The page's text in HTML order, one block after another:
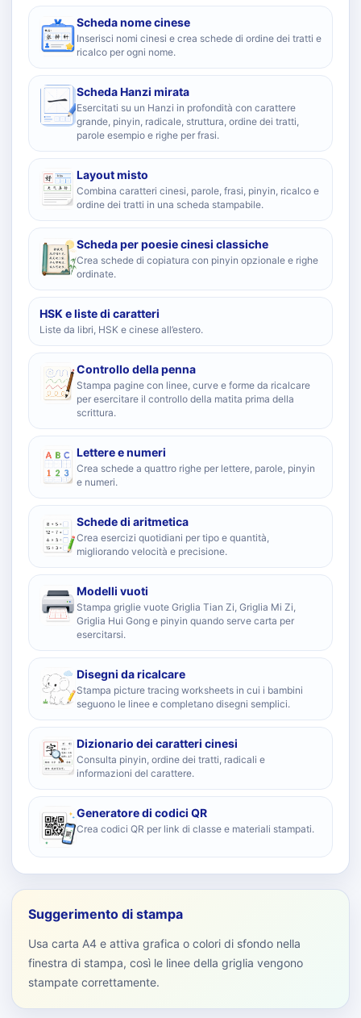
Scheda nome cinese
Inserisci nomi cinesi e crea schede di ordine dei tratti e
ricalco per ogni nome.
Scheda Hanzi mirata
Esercitati su un Hanzi in profondità con carattere
grande, pinyin, radicale, struttura, ordine dei tratti,
parole esempio e righe per frasi.
Layout misto
Combina caratteri cinesi, parole, frasi, pinyin, ricalco e
ordine dei tratti in una scheda stampabile.
Scheda per poesie cinesi classiche
Crea schede di copiatura con pinyin opzionale e righe
ordinate.
HSK e liste di caratteri
Liste da libri, HSK e cinese all’estero.
Controllo della penna
Stampa pagine con linee, curve e forme da ricalcare
per esercitare il controllo della matita prima della
scrittura.
Lettere e numeri
Crea schede a quattro righe per lettere, parole, pinyin
e numeri.
Schede di aritmetica
Crea esercizi quotidiani per tipo e quantità,
migliorando velocità e precisione.
Modelli vuoti
Stampa griglie vuote Griglia Tian Zi, Griglia Mi Zi,
Griglia Hui Gong e pinyin quando serve carta per
esercitarsi.
Disegni da ricalcare
Stampa picture tracing worksheets in cui i bambini
seguono le linee e completano disegni semplici.
Dizionario dei caratteri cinesi
Consulta pinyin, ordine dei tratti, radicali e
informazioni del carattere.
Generatore di codici QR
Crea codici QR per link di classe e materiali stampati.
Suggerimento di stampa
Usa carta A4 e attiva grafica o colori di sfondo nella
finestra di stampa, così le linee della griglia vengono
stampate correttamente.